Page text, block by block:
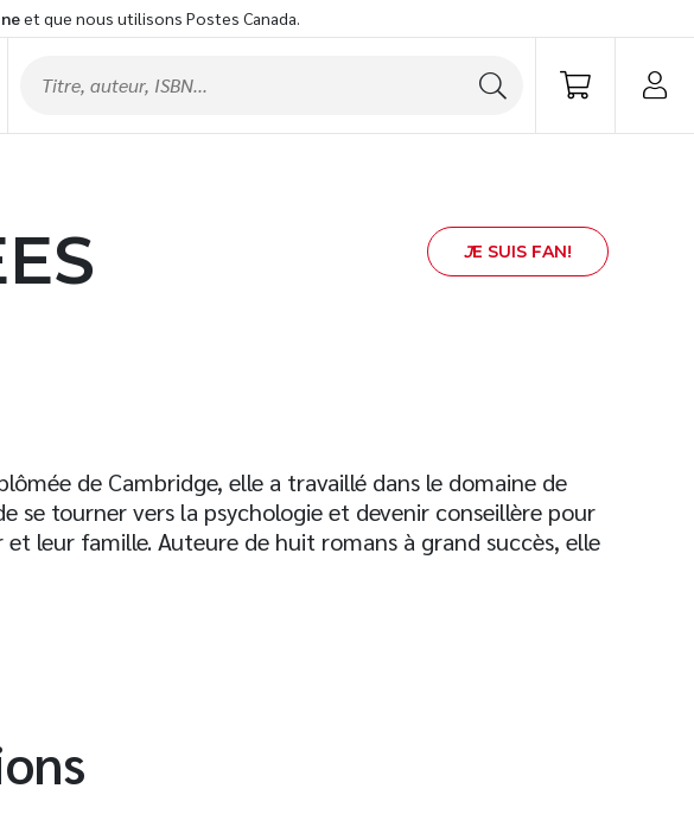
et que nous utilisons Postes Canada.
JE SUIS FAN!
de Cambridge, elle a travaillé dans le domaine de
se tourner vers la psychologie et devenir conseillère pour
leur famille. Auteure de huit romans à grand succès, elle